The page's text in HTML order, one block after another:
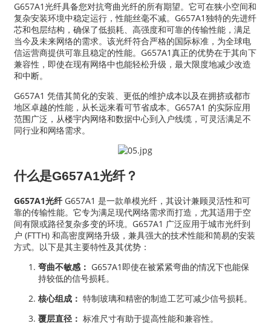
G657A1光纤具备您对抗弯曲光纤的所有期望。它可在狭小空间和
复杂安装环境中稳定运行，性能丝毫不减。G657A1独特的先进纤
芯和包层结构，确保了低损耗、高强度和可靠的传输性能，满足
当今及未来网络的需求。该光纤符合严格的国际标准，为全球电
信运营商提供可靠且稳定的性能。G657A1真正的优势在于其向下
兼容性，即使在现有网络中也能轻松升级，最大限度地减少改造
和中断。
G657A1 凭借其简化的安装、更低的维护成本以及在拥挤或都市
地区卓越的性能，从长远来看可节省成本。G657A1 的实际应用
范围广泛，从楼宇内网络和数据中心到入户线缆，可灵活满足不
同行业和网络需求。
什么是G657A1光纤？
G657A1光纤G657A1 是一款单模光纤，其设计兼顾灵活性和可
靠的传输性能。它专为满足现代网络需求而打造，尤其适用于空
间有限或路径复杂多变的环境。G657A1 广泛应用于城市光纤到
户 (FTTH) 和高密度网络升级，兼具强大的技术性能和简易的安装
方式。以下是其主要特性及其优势：
弯曲不敏感： G657A1即使在被紧紧弯曲的情况下也能保
持较低的信号损耗。
核心组成： 特制玻璃和精密的制造工艺可减少信号损耗。
覆层直径： 标准尺寸有助于提高性能和兼容性。